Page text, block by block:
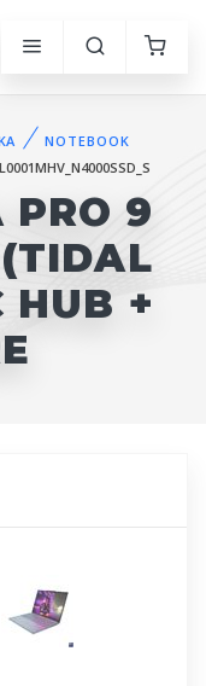
NOTEBOOK
PRO 9
HUB +